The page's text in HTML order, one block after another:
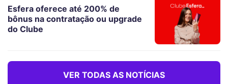
Esfera oferece até 200% de
bônus na contratação ou upgrade
do Clube
VER TODAS AS NOTÍCIAS